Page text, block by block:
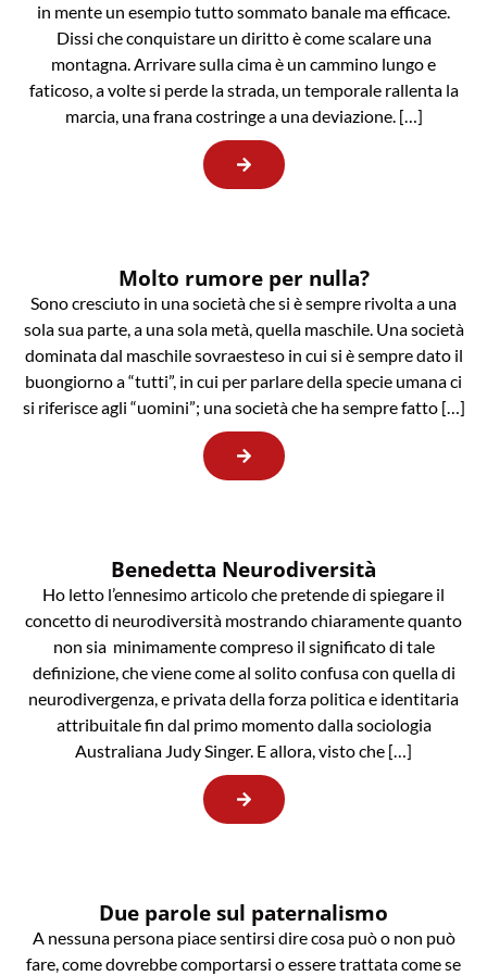
in mente un esempio tutto sommato banale ma efficace.
Dissi che conquistare un diritto è come scalare una
montagna. Arrivare sulla cima è un cammino lungo e
faticoso, a volte si perde la strada, un temporale rallenta la
marcia, una frana costringe a una deviazione. […]
Molto rumore per nulla?
Sono cresciuto in una società che si è sempre rivolta a una
sola sua parte, a una sola metà, quella maschile. Una società
dominata dal maschile sovraesteso in cui si è sempre dato il
buongiorno a “tutti”, in cui per parlare della specie umana ci
si riferisce agli “uomini”; una società che ha sempre fatto […]
Benedetta Neurodiversità
Ho letto l’ennesimo articolo che pretende di spiegare il
concetto di neurodiversità mostrando chiaramente quanto
non sia minimamente compreso il significato di tale
definizione, che viene come al solito confusa con quella di
neurodivergenza, e privata della forza politica e identitaria
attribuitale fin dal primo momento dalla sociologia
Australiana Judy Singer. E allora, visto che […]
Due parole sul paternalismo
A nessuna persona piace sentirsi dire cosa può o non può
fare, come dovrebbe comportarsi o essere trattata come se